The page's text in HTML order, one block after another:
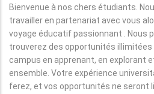
Bienvenue à nos chers étudiants.
travailler en partenariat avec vous
voyage éducatif passionnant . Nous
trouverez des opportunités illimitées
campus en apprenant, en explorant
ensemble. Votre expérience
ferez, et vos opportunités ne seront